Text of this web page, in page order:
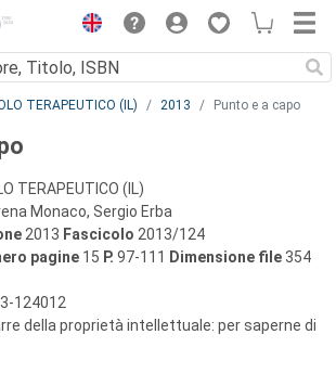
TERAPEUTICO (IL) 2013 Punto e a capo
TERAPEUTICO (IL)
Monaco, Sergio Erba
2013 Fascicolo 2013/124
pagine 15 P. 97-111 Dimensione file 354
124012
della proprietà intellettuale: per saperne di